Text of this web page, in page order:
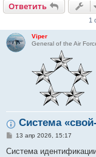
Ответить
1
Viper
General of the Air
Система
С
о
13 апр 2026, 15:17
Система